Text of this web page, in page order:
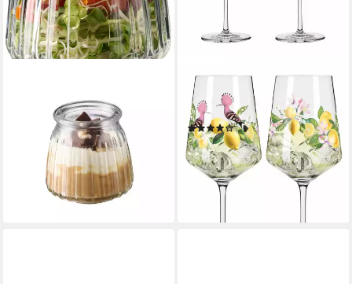
12er Set, Ø 6,5 cm, Höhe 7
cm, 120 ml, Glas, (Set, 12-tlg),
Glas (ohne Deckel)
9,99 €
UVP15,99 €
lieferbar - in 3-4 Werktagen bei dir
RITZENHOFF
Aperitifglas Sommertau
Limoncello
(4)
ab 19,95 € UVP 39,90 €
-50%
lieferbar - in 2-3 Werktagen bei dir